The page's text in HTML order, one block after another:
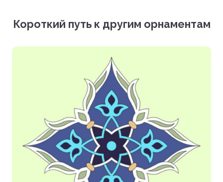
Фотографии (PNG)
Загрузить все файлы
Короткий путь к другим орнаментам